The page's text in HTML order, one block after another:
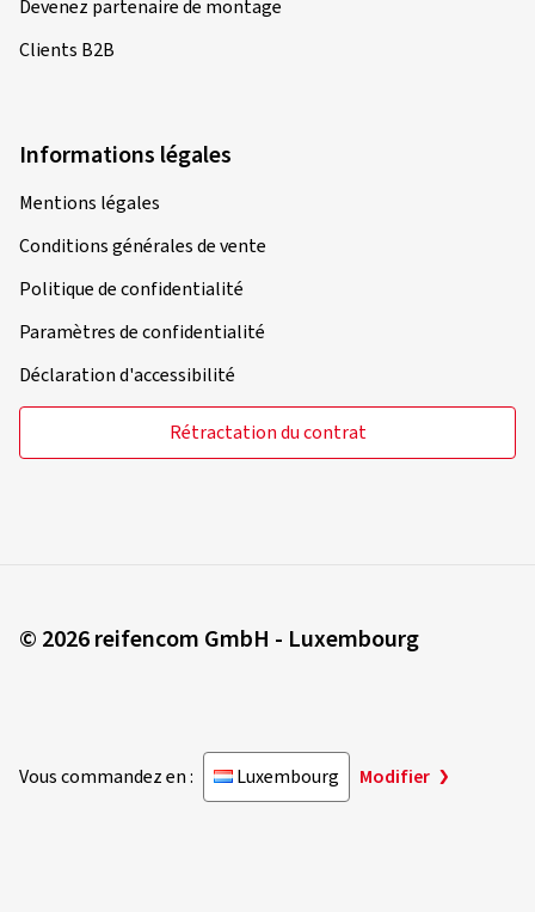
Devenez partenaire de montage
Clients B2B
Informations légales
Mentions légales
Conditions générales de vente
Politique de confidentialité
Paramètres de confidentialité
Déclaration d'accessibilité
Rétractation du contrat
© 2026 reifencom GmbH - Luxembourg
Vous commandez en : Luxembourg Modifier